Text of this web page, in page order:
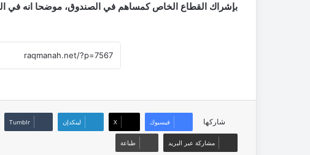
بإشراك القطاع الخاص كمساهم في الصندوق، موضحا انه في
شاركها فيسبوك ‫X لينكدإن
مشاركة عبر البريد طباعة